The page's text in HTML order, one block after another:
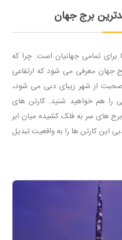
برج جهان
برای تمامی جهانیان است. چرا که
جهان معرفی می شود که ارتفاعی
هر جا صحبت از شهر زیبای دبی می شود،
را هم خواهید شنید. کارتن های
های سر به فلک کشیده میان ابر
این کارتن ها را به واقعیت تبدیل